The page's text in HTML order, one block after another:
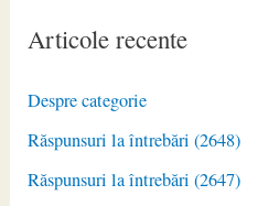
Articole recente
Despre categorie
Răspunsuri la întrebări (2648)
Răspunsuri la întrebări (2647)